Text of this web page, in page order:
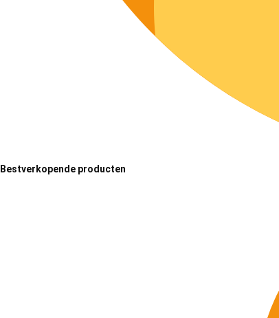
Bestverkopende producten